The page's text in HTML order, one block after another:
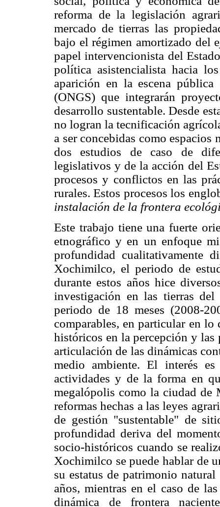
reforma de la legislación
mercado de tierras las
bajo el régimen amortizado del
papel intervencionista del
política asistencialista hacia
aparición en la escena pública
(ONGS) que integrarán
desarrollo sustentable. Desde
no logran la tecnificación
a ser concebidas como espacios
dos estudios de caso de
legislativos y de la acción del
procesos y conflictos en las
rurales. Estos procesos los
instalación de la frontera
Este trabajo tiene una fuerte
etnográfico y en un enfoque
profundidad cualitativamente
Xochimilco, el periodo de
durante estos años hice
investigación en las tierras
periodo de 18 meses (2008-
comparables, en particular en lo
históricos en la percepción y las
articulación de las dinámicas
medio ambiente. El interés
actividades y de la forma en
megalópolis como la ciudad de
reformas hechas a las leyes
de gestión "sustentable" de
profundidad deriva del
socio-históricos cuando se
Xochimilco se puede hablar de
su estatus de patrimonio
años, mientras en el caso de
dinámica de frontera